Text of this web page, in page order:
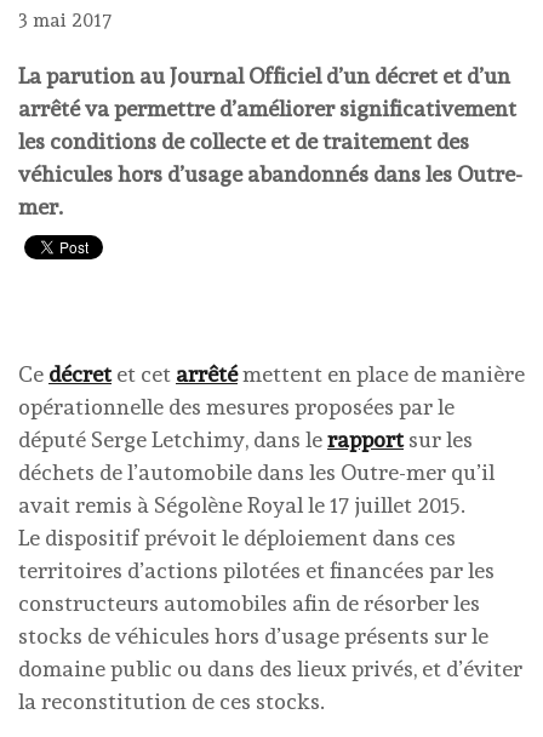
3 mai 2017
La parution au Journal Officiel d’un décret et d’un
arrêté va permettre d’améliorer significativement
les conditions de collecte et de traitement des
véhicules hors d’usage abandonnés dans les Outre-
mer.
Ce décretet cet arrêtémettent en place de manière
opérationnelle des mesures proposées par le
député Serge Letchimy, dans lerapportsur les
déchets de l’automobile dans les Outre-mer qu’il
avait remis à Ségolène Royal le 17 juillet 2015.
Le dispositif prévoit le déploiement dans ces
territoires d’actions pilotées et financées par les
constructeurs automobiles afin de résorber les
stocks de véhicules hors d’usage présents sur le
domaine public ou dans des lieux privés, et d’éviter
la reconstitution de ces stocks.